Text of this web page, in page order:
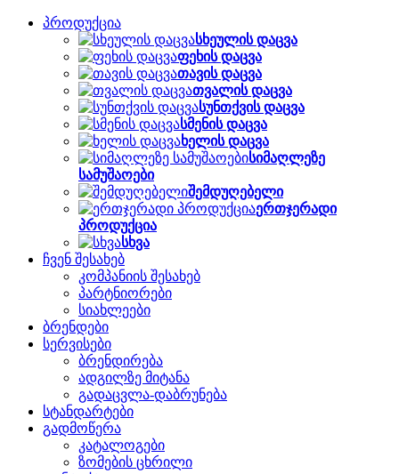
პროდუქცია
სხეულის დაცვა
ფეხის დაცვა
თავის დაცვა
თვალის დაცვა
სუნთქვის დაცვა
სმენის დაცვა
ხელის დაცვა
სიმაღლეზე
სამუშაოები
შემდუღებელი
ერთჯერადი
პროდუქცია
სხვა
ჩვენ შესახებ
კომპანიის შესახებ
პარტნიორები
სიახლეები
ბრენდები
სერვისები
ბრენდირება
ადგილზე მიტანა
გადაცვლა-დაბრუნება
სტანდარტები
გადმოწერა
კატალოგები
ზომების ცხრილი